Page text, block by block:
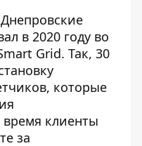
в 2020 году во
Grid. Так, 30
которые
время клиенты
за